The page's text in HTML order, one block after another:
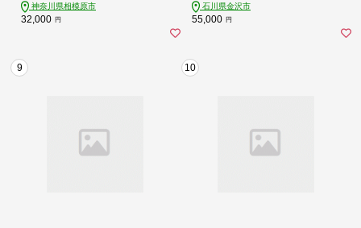
神奈川県相模原市
32,000 円
石川県金沢市
55,000 円
9 10